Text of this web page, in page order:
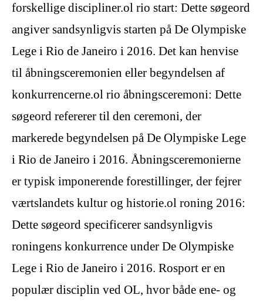
forskellige discipliner.ol rio start: Dette søgeord
angiver sandsynligvis starten på De Olympiske
Lege i Rio de Janeiro i 2016. Det kan henvise
til åbningsceremonien eller begyndelsen af
konkurrencerne.ol rio åbningsceremoni: Dette
søgeord refererer til den ceremoni, der
markerede begyndelsen på De Olympiske Lege
i Rio de Janeiro i 2016. Åbningsceremonierne
er typisk imponerende forestillinger, der fejrer
værtslandets kultur og historie.ol roning 2016:
Dette søgeord specificerer sandsynligvis
roningens konkurrence under De Olympiske
Lege i Rio de Janeiro i 2016. Rosport er en
populær disciplin ved OL, hvor både ene- og